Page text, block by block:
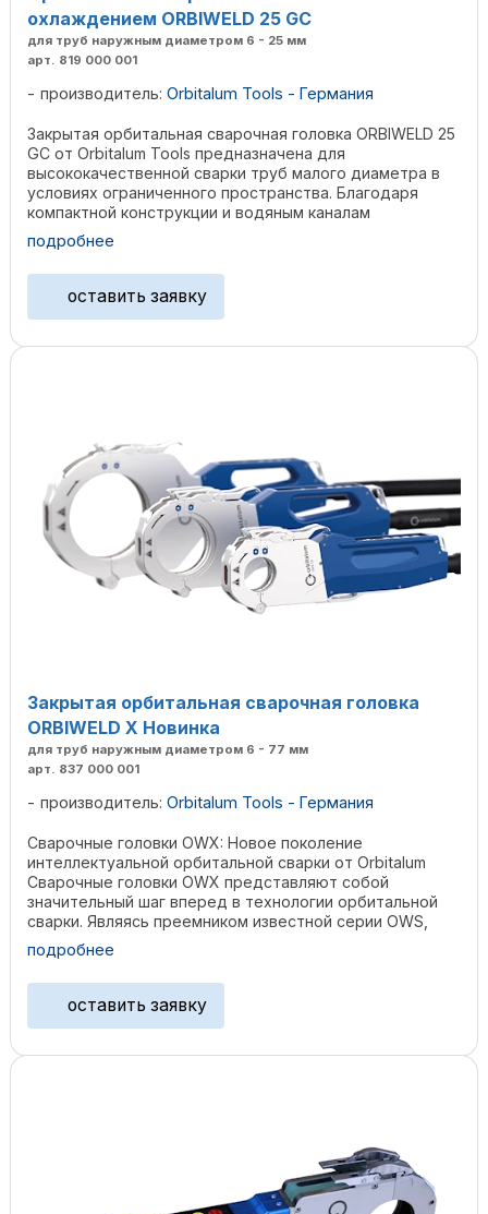
охлаждением ORBIWELD 25 GC
для труб наружным диаметром 6 - 25 мм
арт. 819 000 001
производитель: Orbitalum Tools - Германия
Закрытая орбитальная сварочная головка ORBIWELD 25
GC от Orbitalum Tools предназначена для
высококачественной сварки труб малого диаметра в
условиях ограниченного пространства. Благодаря
компактной конструкции и водяным каналам
охлаждения головка ...
подробнее
оставить заявку
Закрытая орбитальная сварочная головка
ORBIWELD X Новинка
для труб наружным диаметром 6 - 77 мм
арт. 837 000 001
производитель: Orbitalum Tools - Германия
Сварочные головки OWX: Новое поколение
интеллектуальной орбитальной сварки от Orbitalum
Сварочные головки OWX представляют собой
значительный шаг вперед в технологии орбитальной
сварки. Являясь преемником известной серии OWS,
OWX сочетают в себе ...
подробнее
оставить заявку